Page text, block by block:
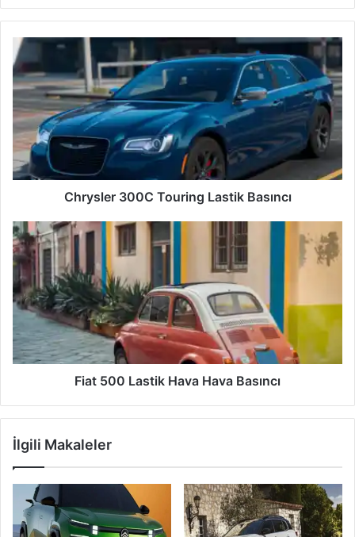
Chrysler
300C
Touring
Basıncı
Chrysler 300C Touring Lastik Basıncı
Fiat
500
Lastik
Hava
Hava
Basıncı
Fiat 500 Lastik Hava Hava Basıncı
İlgili Makaleler